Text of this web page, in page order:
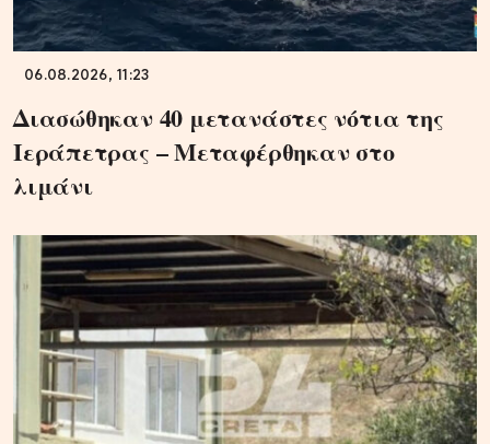
06.08.2026, 11:23
Διασώθηκαν 40 μετανάστες νότια της
Ιεράπετρας – Μεταφέρθηκαν στο
λιμάνι